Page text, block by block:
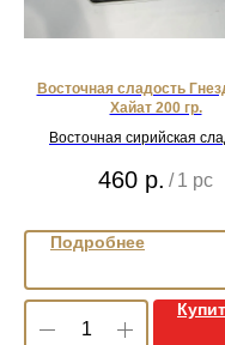
Восточная сладость
Хайат 200 гр.
Восточная сирийская
460 р. / 1 pc
Подробнее